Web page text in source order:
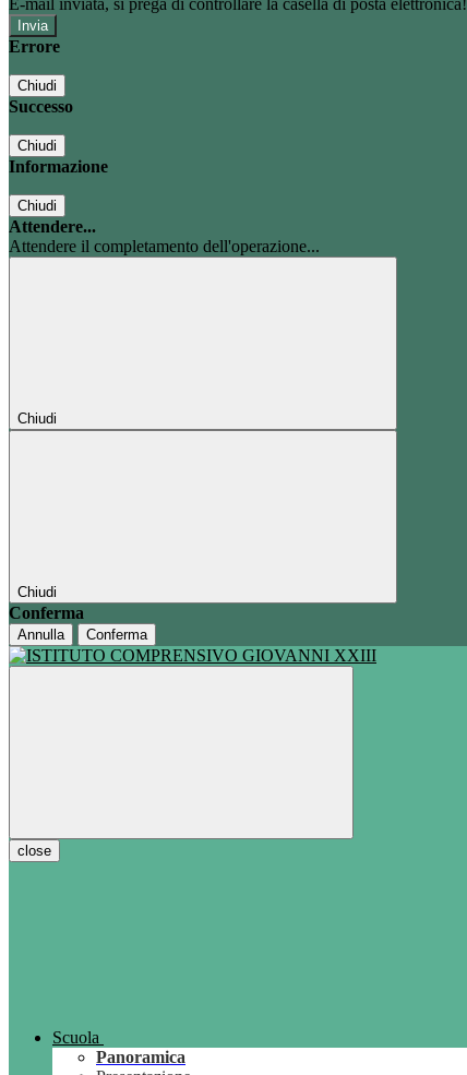
E-mail inviata, si prega di controllare la casella di posta elettronica!
Errore
Chiudi
Successo
Chiudi
Informazione
Chiudi
Attendere...
Attendere il completamento dell'operazione...
Chiudi
Chiudi
Conferma
Annulla Conferma
close
Scuola
Panoramica